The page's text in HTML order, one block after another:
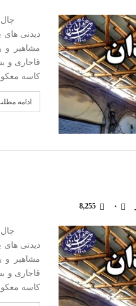
چال
دیدنی های
مشاهیر و
کاسه
ادامه
۰ 8,255
چال
دیدنی های
مشاهیر و
کاسه